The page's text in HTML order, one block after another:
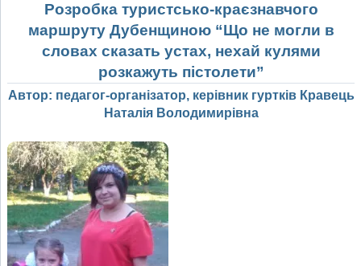
Розробка туристсько-краєзнавчого
маршруту Дубенщиною “Що не могли в
словах сказать устах, нехай кулями
розкажуть пістолети”
Автор: педагог-організатор, керівник гуртків Кравець
Наталія Володимирівна